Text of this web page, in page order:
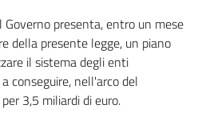
presenta, entro un mese
della presente legge, un piano
il sistema degli enti
conseguire, nell'arco del
3,5 miliardi di euro.